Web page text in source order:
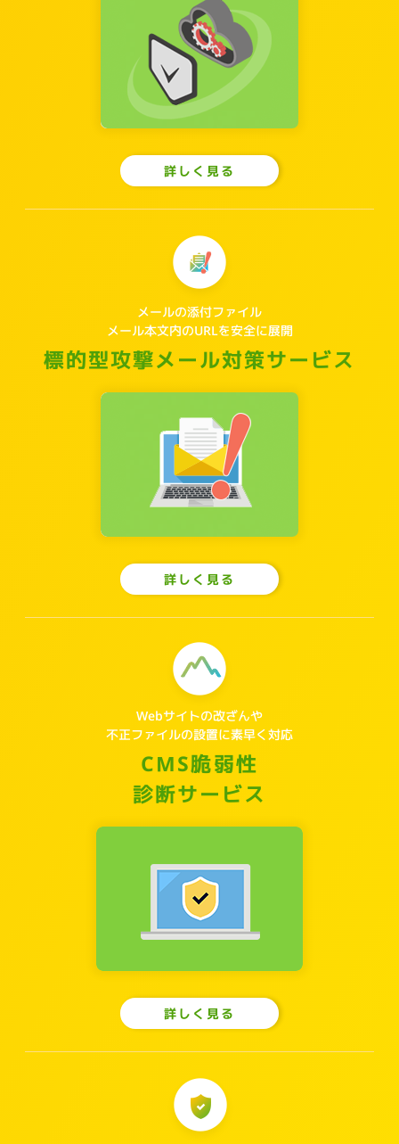
詳しく見る
メールの添付ファイル
メール本文内のURLを安全に展開
標的型攻撃メール対策サービス
詳しく見る
Webサイトの改ざんや
不正ファイルの設置に素早く対応
CMS脆弱性
診断サービス
詳しく見る